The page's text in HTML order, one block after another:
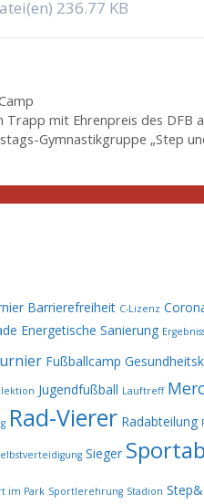
236.77 KB
Trapp mit Ehrenpreis des DFB
Gymnastikgruppe „Step
Barrierefreiheit C-Lizenz
Energetische Sanierung
Fußballcamp
Jugendfußball Lauftreff
Rad-Vierer Radabteilung
Sieger
im Park Sportlerehrung Stadion